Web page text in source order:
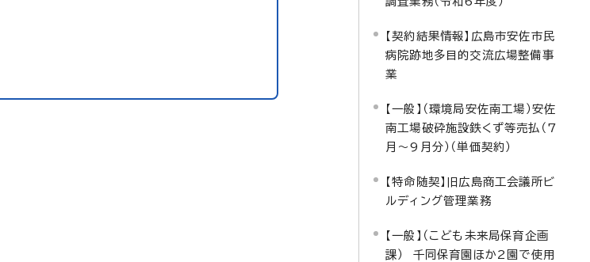
【契約結果情報】広島市安佐市民
病院跡地多目的交流広場整備事
業
【一般】（環境局安佐南工場）安佐
南工場破砕施設鉄くず等売払（7
月～9月分）（単価契約）
【特命随契】旧広島商工会議所ビ
ルディング管理業務
【一般】（こども未来局保育企画
課） 千同保育園ほか2園で使用